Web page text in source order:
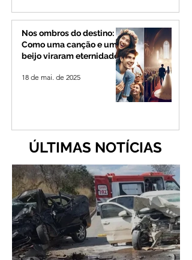
Nos ombros do destino:
Como uma canção e um
beijo viraram eternidade
18 de mai. de 2025
ÚLTIMAS NOTÍCIAS